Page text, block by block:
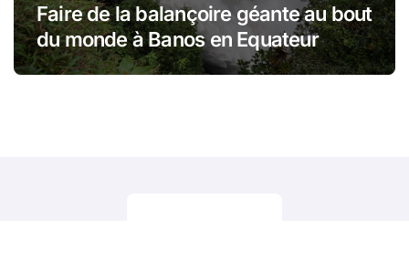
Faire de la balançoire géante au bout
du monde à Banos en Equateur